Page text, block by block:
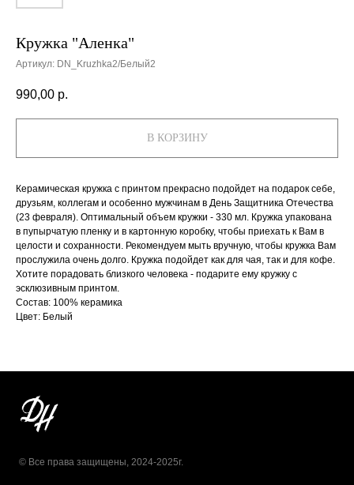
Кружка "Аленка"
Артикул: DN_Kruzhka2/Белый2
990,00 р.
В КОРЗИНУ
Керамическая кружка с принтом прекрасно подойдет на подарок себе,
друзьям, коллегам и особенно мужчинам в День Защитника Отечества
(23 февраля). Оптимальный объем кружки - 330 мл. Кружка упакована
в пупырчатую пленку и в картонную коробку, чтобы приехать к Вам в
целости и сохранности. Рекомендуем мыть вручную, чтобы кружка Вам
прослужила очень долго. Кружка подойдет как для чая, так и для кофе.
Хотите порадовать близкого человека - подарите ему кружку с
эсклюзивным принтом.
Состав: 100% керамика
Цвет: Белый
© Все права защищены, 2024-2025г.